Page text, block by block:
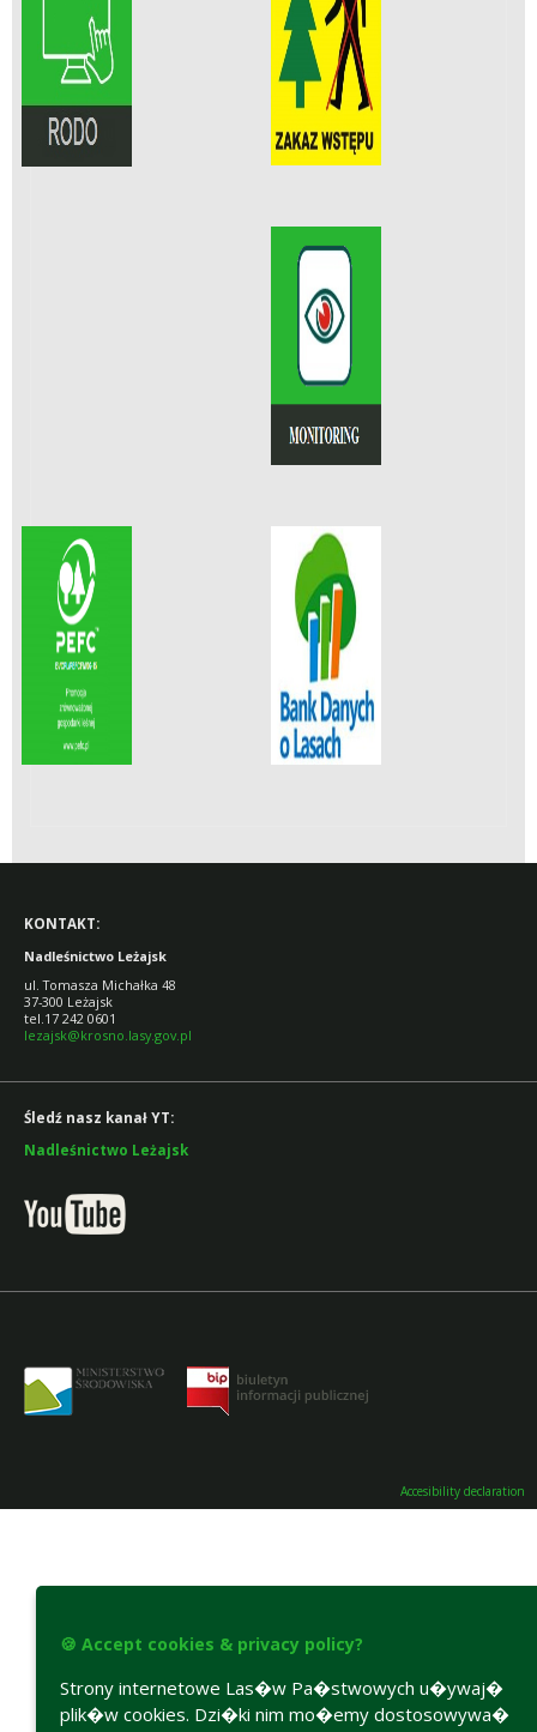
KONTAKT:
Nadleśnictwo Leżajsk
ul. Tomasza Michałka 48
37-300 Leżajsk
tel.17 242 0601
lezajsk@krosno.lasy.gov.pl
Śledź nasz kanał YT:
Nadleśnictwo Leżajsk
Accesibility declaration
🍪 Accept cookies & privacy policy?
Strony internetowe Las�w Pa�stwowych u�ywaj�
plik�w cookies. Dzi�ki nim mo�emy dostosowywa�